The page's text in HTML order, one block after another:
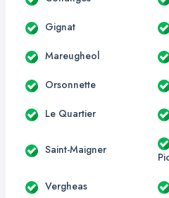
Gignat
Mareugheol
Orsonnette
Le Quartier
Saint-Maigner
Vergheas